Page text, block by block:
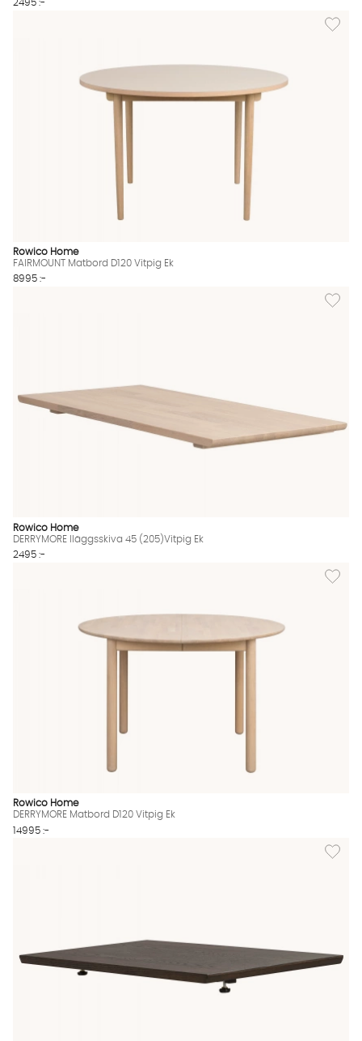
2495 :-
Lägg
Rowico Home
FAIRMOUNT Matbord D120 Vitpig Ek
8995 :-
Lägg
Rowico Home
DERRYMORE Iläggsskiva 45 (205)Vitpig Ek
2495 :-
Lägg
Rowico Home
DERRYMORE Matbord D120 Vitpig Ek
14995 :-
Lägg